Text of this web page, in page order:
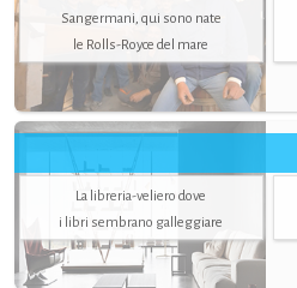
Sangermani, qui sono nate
le Rolls-Royce del mare
La libreria-veliero dove
i libri sembrano galleggiare